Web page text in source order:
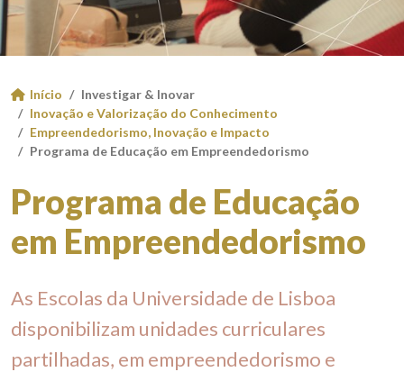
Início
Investigar & Inovar
Inovação e Valorização do Conhecimento
Empreendedorismo, Inovação e Impacto
Programa de Educação em Empreendedorismo
Programa de Educação
em Empreendedorismo
As Escolas da Universidade de Lisboa
disponibilizam unidades curriculares
partilhadas, em empreendedorismo e